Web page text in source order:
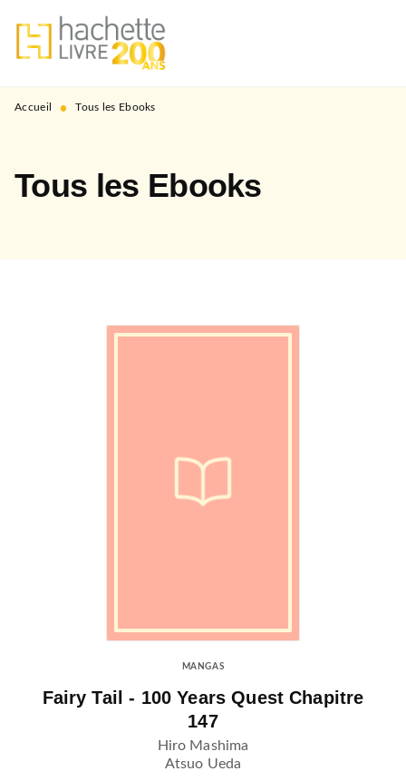
MENU RECHERCHE
PIED DE PAGE
Accueil • Tous les Ebooks
Tous les Ebooks
MANGAS
Fairy Tail - 100 Years Quest Chapitre
147
Hiro Mashima
Atsuo Ueda